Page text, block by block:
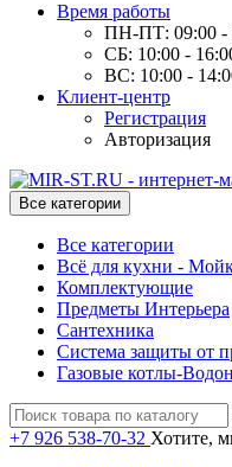
Время работы
ПН-ПТ: 09:00 -
СБ: 10:00 -
ВС: 10:00 -
Клиент-центр
Регистрация
Авторизация
Все категории
Все категории
Всё для кухни -
Комплектующие
Предметы Интерьера
Сантехника
Система защиты от
Газовые котлы-
+7 926 538-70-32 Хотите,